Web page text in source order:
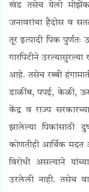
खंड तसेच येलो मोझेंकचे
जनावरांचा हैदोस व
तूर इत्यादी पिक
गारपिटीने
आहे. तसेच रब्बी
डाळींब, पपई, केळी,
केंद्र व राज्य
झालेल्या पिकांसाठी
कोणतीही आर्थिक मदत
विरोधी असल्याने
उरलेली नाही. तसेच